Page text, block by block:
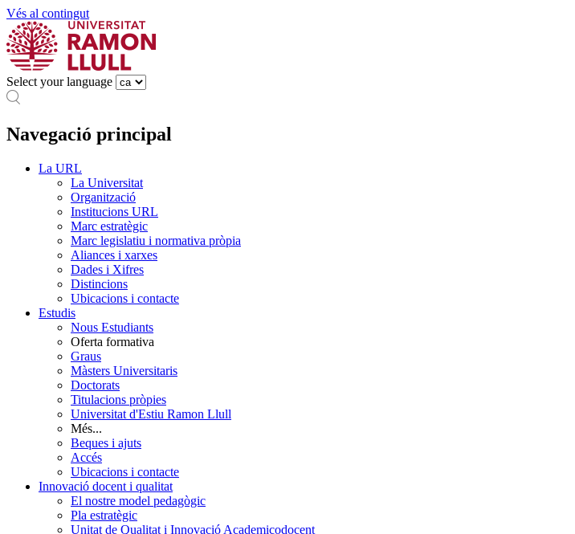
Vés al contingut
Select your language
Navegació principal
La URL
La Universitat
Organització
Institucions URL
Marc estratègic
Marc legislatiu i normativa pròpia
Aliances i xarxes
Dades i Xifres
Distincions
Ubicacions i contacte
Estudis
Nous Estudiants
Oferta formativa
Graus
Màsters Universitaris
Doctorats
Titulacions pròpies
Universitat d'Estiu Ramon Llull
Més...
Beques i ajuts
Accés
Ubicacions i contacte
Innovació docent i qualitat
El nostre model pedagògic
Pla estratègic
Unitat de Qualitat i Innovació Academicodocent